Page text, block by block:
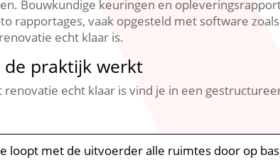
Bouwkundige keuringen en
rapportages, vaak opgesteld met software
echt klaar is.​
praktijk werkt
echt klaar is vind je in een
loopt met de uitvoerder alle ruimtes door op